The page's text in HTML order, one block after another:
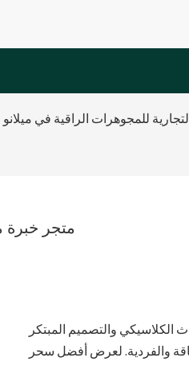
للمجوهرات الراقية في ميلانو
متجر خبرة
الكلاسيكي والتصميم المبتكر
والفردية. لعرض أفضل سحر